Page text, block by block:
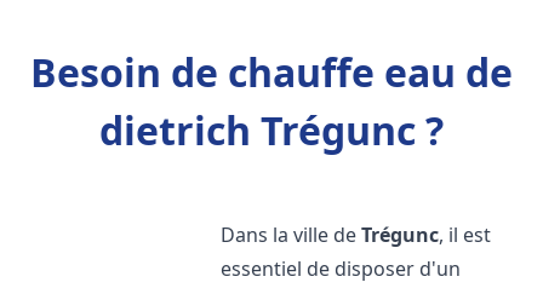
Besoin de chauffe eau de
dietrich Trégunc ?
Dans la ville deTrégunc, il est
essentiel de disposer d'un